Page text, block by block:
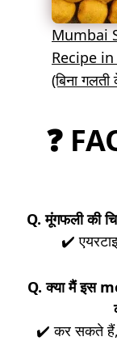
Mumbai
Recipe
(बिना
❓
Q. मूंगफली की
✔️
Q. क्या मैं इस
✔️ कर सकते हैं,